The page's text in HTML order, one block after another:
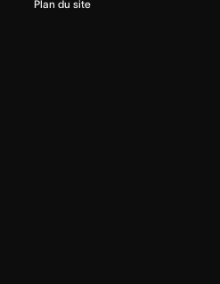
Plan du site